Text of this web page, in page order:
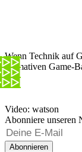
Wenn Technik auf
ultimativen Game-
Video: watson
Abonniere unseren
Abonnieren